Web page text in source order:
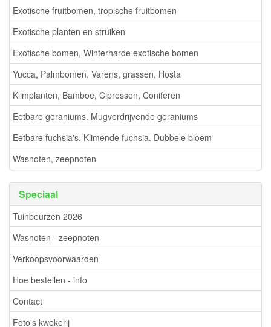
Exotische fruitbomen, tropische fruitbomen
Exotische planten en struiken
Exotische bomen, Winterharde exotische bomen
Yucca, Palmbomen, Varens, grassen, Hosta
Klimplanten, Bamboe, Cipressen, Coniferen
Eetbare geraniums. Mugverdrijvende geraniums
Eetbare fuchsia's. Klimende fuchsia. Dubbele bloem
Wasnoten, zeepnoten
Speciaal
Tuinbeurzen 2026
Wasnoten - zeepnoten
Verkoopsvoorwaarden
Hoe bestellen - info
Contact
Foto's kwekerij